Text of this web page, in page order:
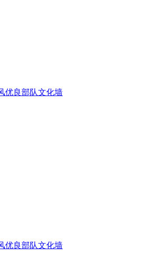
优良部队文化墙
优良部队文化墙